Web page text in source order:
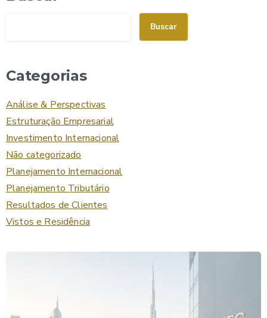
Buscar
Categorias
Análise & Perspectivas
Estruturação Empresarial
Investimento Internacional
Não categorizado
Planejamento Internacional
Planejamento Tributário
Resultados de Clientes
Vistos e Residência